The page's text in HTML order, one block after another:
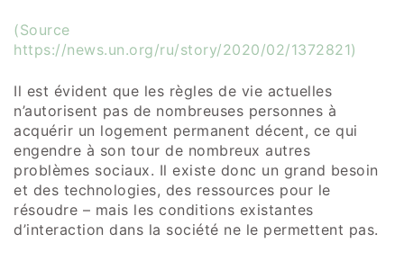
(Source
https://news.un.org/ru/story/2020/02/1372821)
Il est évident que les règles de vie actuelles
n’autorisent pas de nombreuses personnes à
acquérir un logement permanent décent, ce qui
engendre à son tour de nombreux autres
problèmes sociaux. Il existe donc un grand besoin
et des technologies, des ressources pour le
résoudre – mais les conditions existantes
d’interaction dans la société ne le permettent pas.